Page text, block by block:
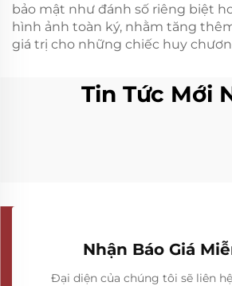
bảo mật như đánh số riêng biệt
hình ảnh toàn ký, nhằm tăng
giá trị cho những chiếc huy
Tin Tức Mới
Nhận Báo Giá
Đại diện của chúng tôi sẽ liên